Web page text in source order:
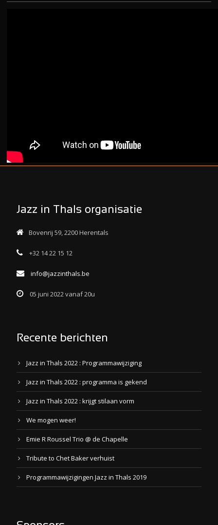
Jazz in Thals organisatie
Bovenrij 59, 2200 Herentals
+32 14 22 15 12
info@jazzinthals.be
05 juni 2022 vanaf 20u
Recente berichten
Jazz in Thals 2022 : Programmawijziging
Jazz in Thals 2022 : programma is gekend
Jazz in Thals 2022 : krijgt stilaan vorm
We mogen weer!
Emie R Roussel Trio @ de Chapelle
Tribute to Chet Baker verhuist
Programmawijzigingen Jazz in Thals 2019